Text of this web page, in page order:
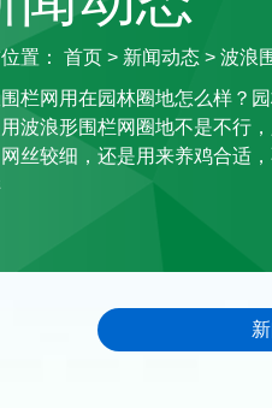
位置：首页 > 新闻动态 > 波浪
栏网用在园林圈地怎么样？
波浪形围栏网圈地不是不行
丝较细，还是用来养鸡合适